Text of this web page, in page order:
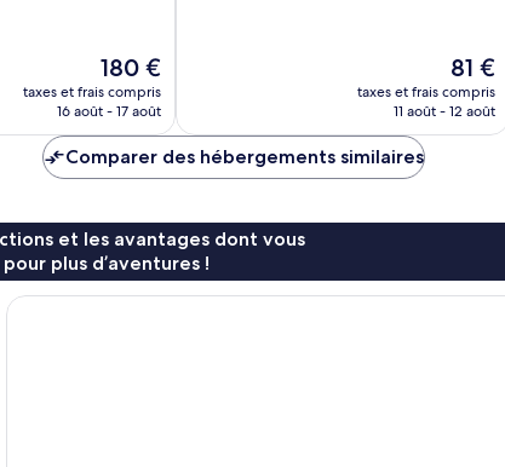
Le
nouveau
prix
de
180 €
180 €
taxes et frais compris
16 août - 17 août
Le
nouveau
prix
81 €
taxes et frais compris
11 août - 12 août
Comparer des hébergements similaires
et les avantages dont vous
plus d’aventures !